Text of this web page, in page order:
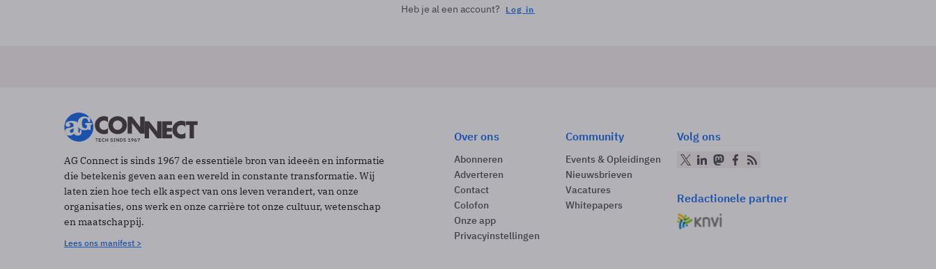
Heb je al een account? Log in
AG Connect is sinds 1967 de essentiële bron van ideeën en informatie
die betekenis geven aan een wereld in constante transformatie. Wij
laten zien hoe tech elk aspect van ons leven verandert, van onze
organisaties, ons werk en onze carrière tot onze cultuur, wetenschap
en maatschappij.
Lees ons manifest >
Over ons
Abonneren
Adverteren
Contact
Colofon
Onze app
Privacyinstellingen
Community
Events & Opleidingen
Nieuwsbrieven
Vacatures
Whitepapers
Volg ons
Redactionele partner